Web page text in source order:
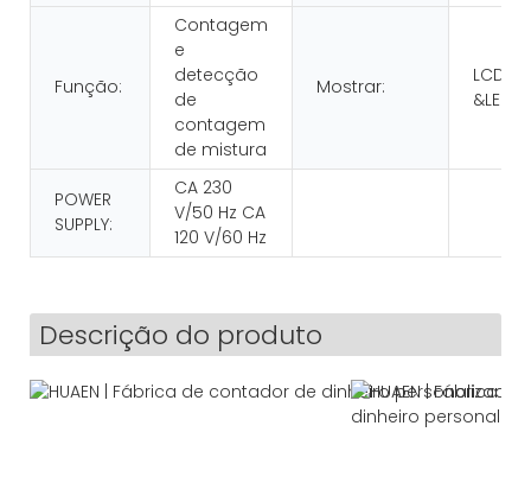
Função:
Contagem
e
detecção
de
contagem
de mistura
Mostrar:
LCD
&LED
POWER
SUPPLY:
CA 230
V/50 Hz CA
120 V/60 Hz
Descrição do produto